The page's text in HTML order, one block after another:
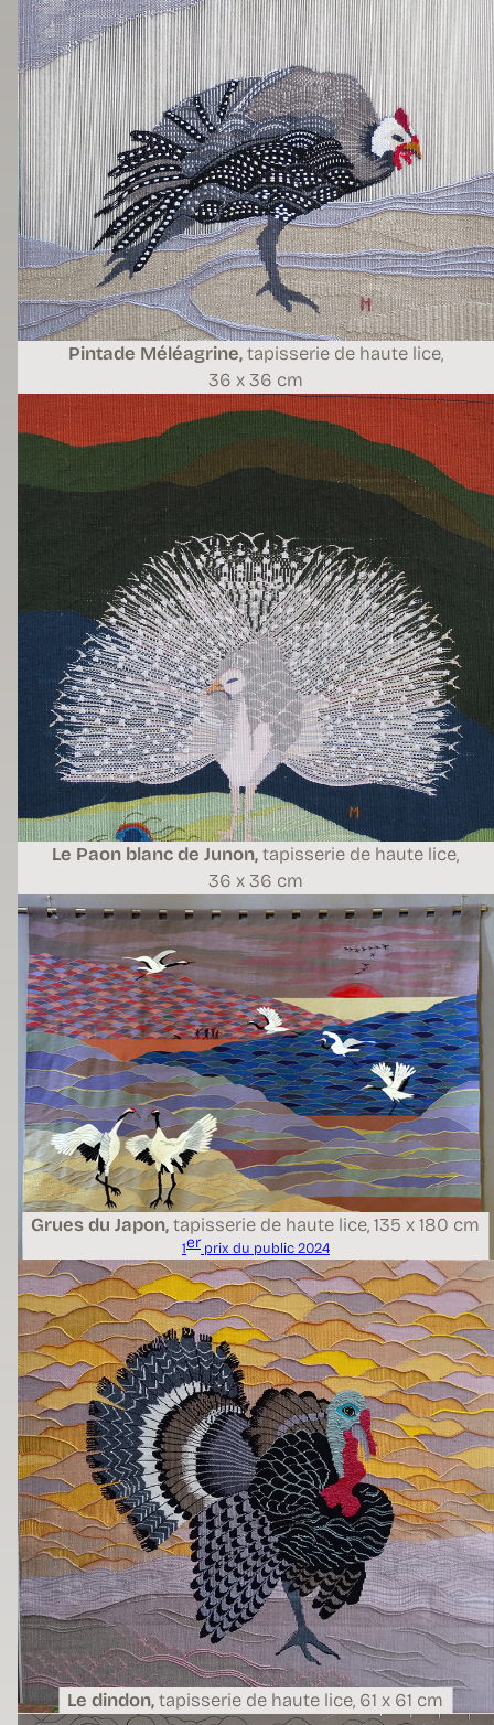
Pintade Méléagrine, tapisserie de haute lice,
36 x 36 cm
Le Paon blanc de Junon, tapisserie de haute lice,
36 x 36 cm
Grues du Japon, tapisserie de haute lice,135 x 180 cm
1erprix du public 2024
Le dindon, tapisserie de haute lice, 61 x 61 cm